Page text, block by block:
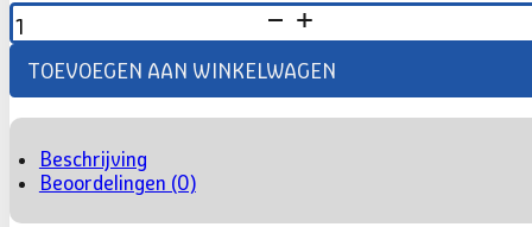
CHACKRA
MEDITATIE
3
ONTSPANNENDE
BALANCERING
AANTAL
TOEVOEGEN AAN WINKELWAGEN
Beschrijving
Beoordelingen (0)